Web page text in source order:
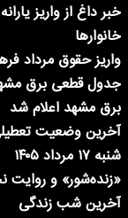
خانوارها
واریز حقوق مرداد
برق مشهد اعلام شد
آخرین وضعیت
شنبه ۱۷ مرداد ۱۴۰۵
«زنده‌شور» و
آخرین شب زندگی